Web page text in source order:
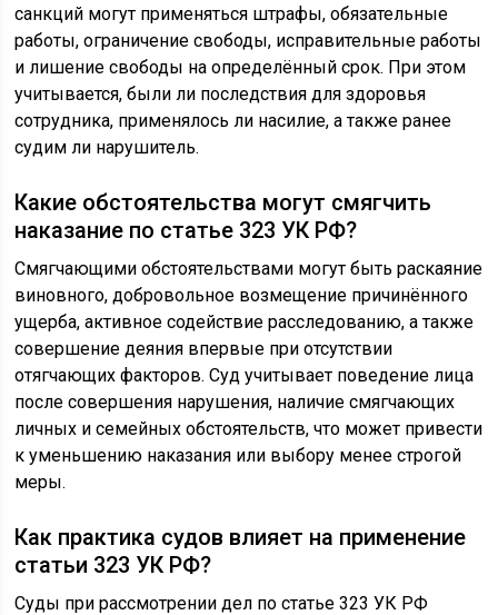
санкций могут применяться штрафы, обязательные
работы, ограничение свободы, исправительные работы
и лишение свободы на определённый срок. При этом
учитывается, были ли последствия для здоровья
сотрудника, применялось ли насилие, а также ранее
судим ли нарушитель.
Какие обстоятельства могут смягчить
наказание по статье 323 УК РФ?
Смягчающими обстоятельствами могут быть раскаяние
виновного, добровольное возмещение причинённого
ущерба, активное содействие расследованию, а также
совершение деяния впервые при отсутствии
отягчающих факторов. Суд учитывает поведение лица
после совершения нарушения, наличие смягчающих
личных и семейных обстоятельств, что может привести
к уменьшению наказания или выбору менее строгой
меры.
Как практика судов влияет на применение
статьи 323 УК РФ?
Суды при рассмотрении дел по статье 323 УК РФ